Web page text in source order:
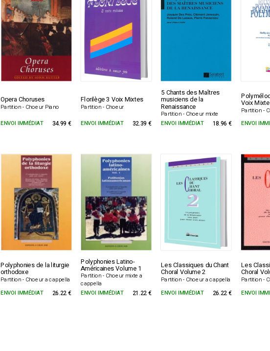
Opera Choruses
Partition - Choeur Piano
Florilège 3 Voix Mixtes
Partition - Choeur
5 Chants des Maîtres
musiciens de la
Renaissance
Partition - Choeur mixte
Voix
Partition -
ENVOI IMMÉDIAT 34.99 € ENVOI IMMÉDIAT 32.39 € ENVOI IMMÉDIAT 18.96 € ENVOI
Polyphonies de la liturgie
orthodoxe
Partition - Choeur a cappella
Polyphonies Latino-
Américaines Volume 1
Partition - Choeur mixte a
cappella
Les Classiques du Chant
Choral Volume 2
Partition - Choeur a cappella
Les
Choral
Partition -
ENVOI IMMÉDIAT 26.22 € ENVOI IMMÉDIAT 21.22 € ENVOI IMMÉDIAT 26.22 € ENVOI